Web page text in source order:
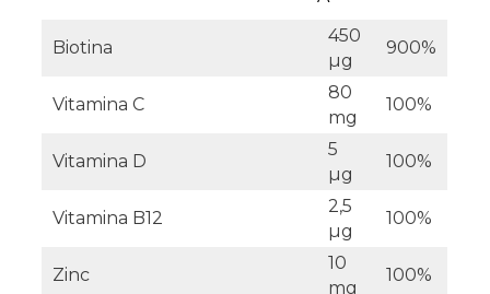
Biotina
450
µg
900%
Vitamina C
80
mg
100%
Vitamina D
5
µg
100%
Vitamina B12
2,5
µg
100%
Zinc
10
mg
100%